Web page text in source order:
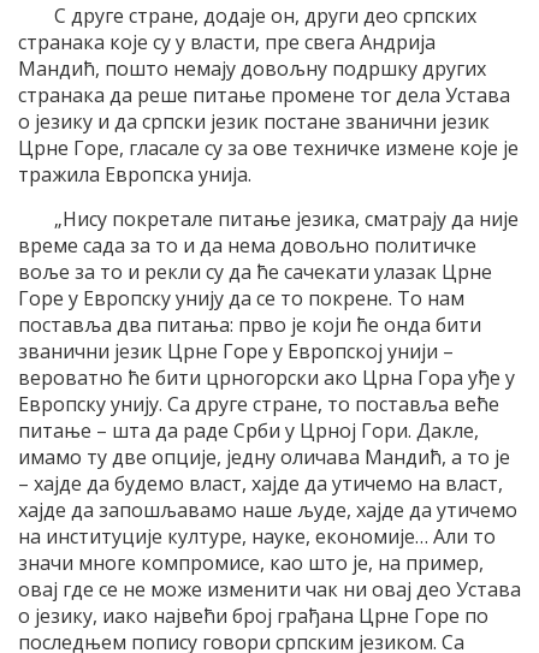
С друге стране, додаје он, други део српских
странака које су у власти, пре свега Андрија
Мандић, пошто немају довољну подршку других
странака да реше питање промене тог дела Устава
о језику и да српски језик постане званични језик
Црне Горе, гласале су за ове техничке измене које је
тражила Европска унија.
„Нису покретале питање језика, сматрају да није
време сада за то и да нема довољно политичке
воље за то и рекли су да ће сачекати улазак Црне
Горе у Европску унију да се то покрене. То нам
поставља два питања: прво је који ће онда бити
званични језик Црне Горе у Европској унији –
вероватно ће бити црногорски ако Црна Гора уђе у
Европску унију. Са друге стране, то поставља веће
питање – шта да раде Срби у Црној Гори. Дакле,
имамо ту две опције, једну оличава Мандић, а то је
– хајде да будемо власт, хајде да утичемо на власт,
хајде да запошљавамо наше људе, хајде да утичемо
на институције културе, науке, економије… Али то
значи многе компромисе, као што је, на пример,
овај где се не може изменити чак ни овај део Устава
о језику, иако највећи број грађана Црне Горе по
последњем попису говори српским језиком. Са